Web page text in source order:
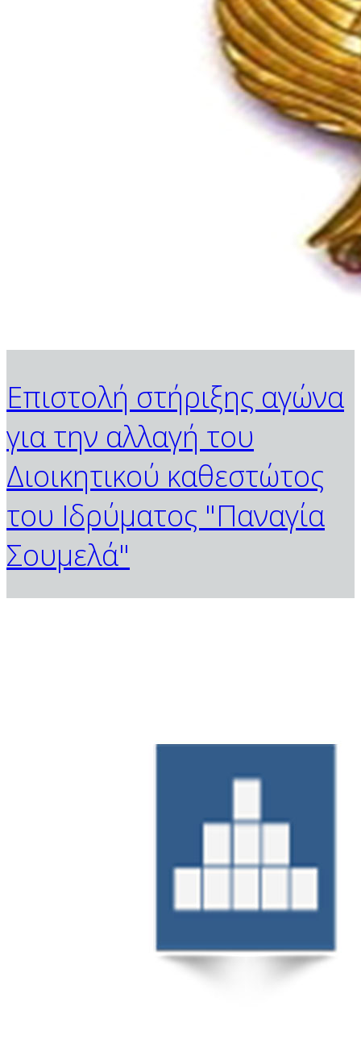
Επιστολή στήριξης αγώνα
για την αλλαγή του
Διοικητικού καθεστώτος
του Ιδρύματος "Παναγία
Σουμελά"